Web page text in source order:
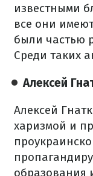
известными
все они
были частью
Среди таких
Алексей
Алексей
харизмой и
образования